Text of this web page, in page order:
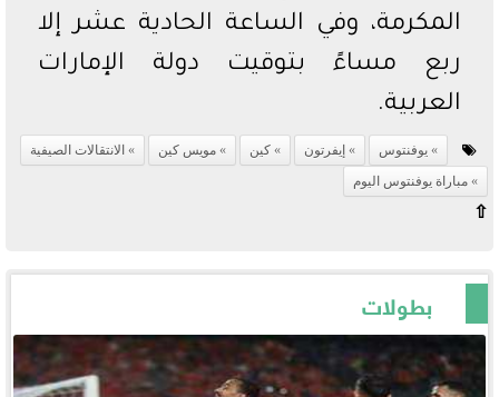
المكرمة، وفي الساعة الحادية عشر إلا
ربع مساءً بتوقيت دولة الإمارات
العربية.
يوفنتوس إيفرتون كين مويس كين
الانتقالات الصيفية
مباراة يوفنتوس اليوم
⇧
بطولات